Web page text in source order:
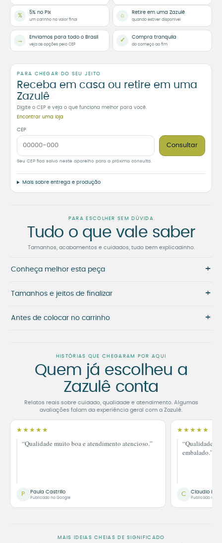
% 5% no Pix
um carinho no valor final
⌂ Retire em uma Zazulê
quando estiver disponível
→ Enviamos para todo o Brasil
veja as opções pelo CEP
✓ Compra tranquila
do começo ao fim
PARA CHEGAR DO SEU JEITO
Receba em casa ou retire em uma
Zazulê
Digite o CEP e veja o que funciona melhor para você.
Encontrar uma loja
CEP
Consultar
Seu CEP fica salvo neste aparelho para a próxima consulta.
Mais sobre entrega e produção
PARA ESCOLHER SEM DÚVIDA
Tudo o que vale saber
Tamanhos, acabamentos e cuidados, tudo bem explicadinho.
Conheça melhor esta peça +
Tamanhos e jeitos de finalizar +
Antes de colocar no carrinho +
HISTÓRIAS QUE CHEGARAM POR AQUI
Quem já escolheu a
Zazulê conta
Relatos reais sobre cuidado, qualidade e atendimento. Algumas
avaliações falam da experiência geral com a Zazulê.
★★★★★
“Qualidade muito boa e atendimento atencioso.”
P Paula Castrillo
Publicado no Google
★★★★★
“Qualidade
embalado.”
C Claudio
Publicado no
MAIS IDEIAS CHEIAS DE SIGNIFICADO